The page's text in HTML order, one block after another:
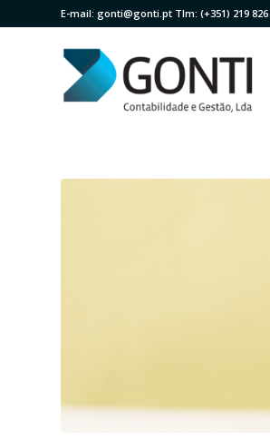
E-mail: gonti@gonti.pt Tlm: (+351) 219